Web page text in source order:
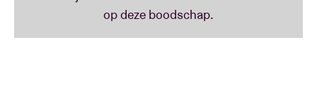
rap. Ze laat zich onder meer inspireren door artiesten